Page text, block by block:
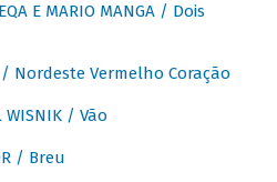
E MARIO MANGA / Dois
/ Nordeste Vermelho Coração
WISNIK / Vão
/ Breu